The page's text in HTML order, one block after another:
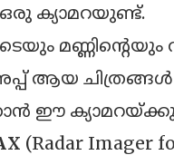
ക്യാമറയുണ്ട്.
മണ്ണിന്റെയും
ആയ ചിത്രങ്ങൾ
ഈ ക്യാമറയ്ക്കു
(Radar Imager